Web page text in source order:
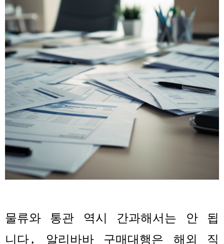
물류와 통관 역시 간과해서는 안 됩
니다. 알리바바 구매대행은 해외 직